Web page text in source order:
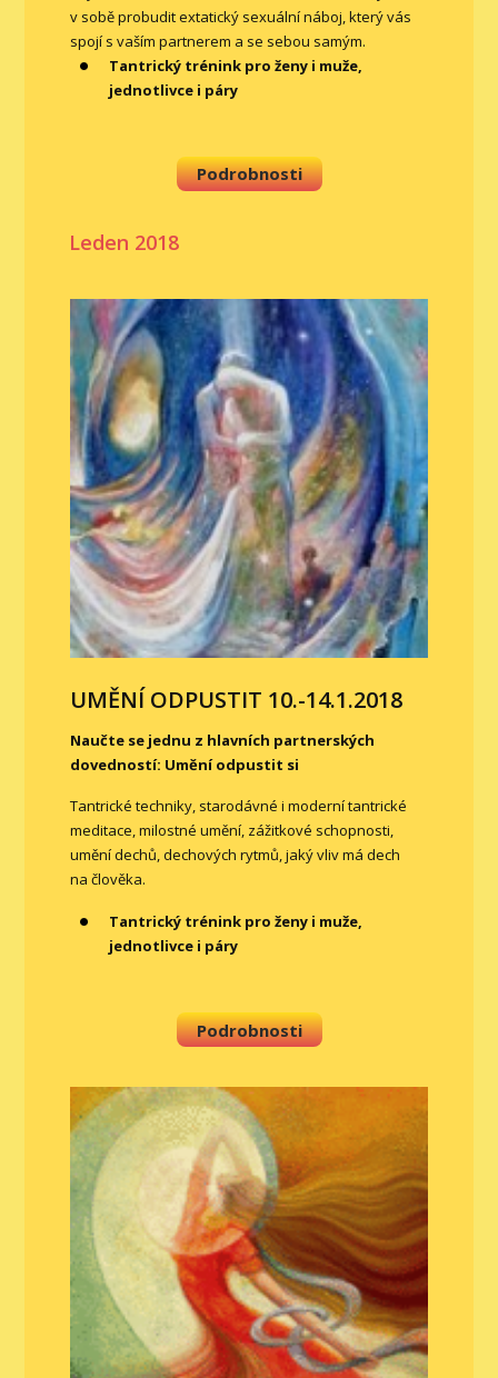
v sobě probudit extatický sexuální náboj, který vás
spojí s vaším partnerem a se sebou samým.
Tantrický trénink pro ženy i muže,
jednotlivce i páry
Podrobnosti
Leden 2018
UMĚNÍ ODPUSTIT 10.-14.1.2018
Naučte se jednu z hlavních partnerských
dovedností: Umění odpustit si
Tantrické techniky, starodávné i moderní tantrické
meditace, milostné umění, zážitkové schopnosti,
umění dechů, dechových rytmů, jaký vliv má dech
na člověka.
Tantrický trénink pro ženy i muže,
jednotlivce i páry
Podrobnosti